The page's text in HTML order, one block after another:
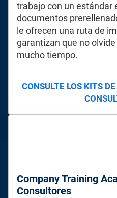
trabajo con un estándar
documentos
le ofrecen una ruta de
garantizan que no
mucho tiempo.
CONSULTE LOS KITS
Company Training
Consultores